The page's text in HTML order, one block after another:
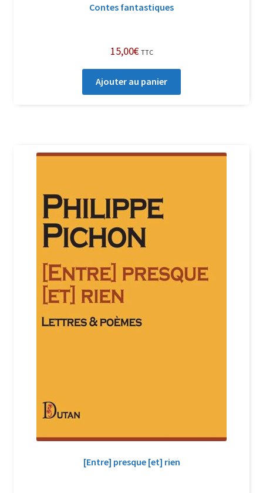
Contes fantastiques
15,00€ TTC
Ajouter au panier
[Entre] presque [et] rien